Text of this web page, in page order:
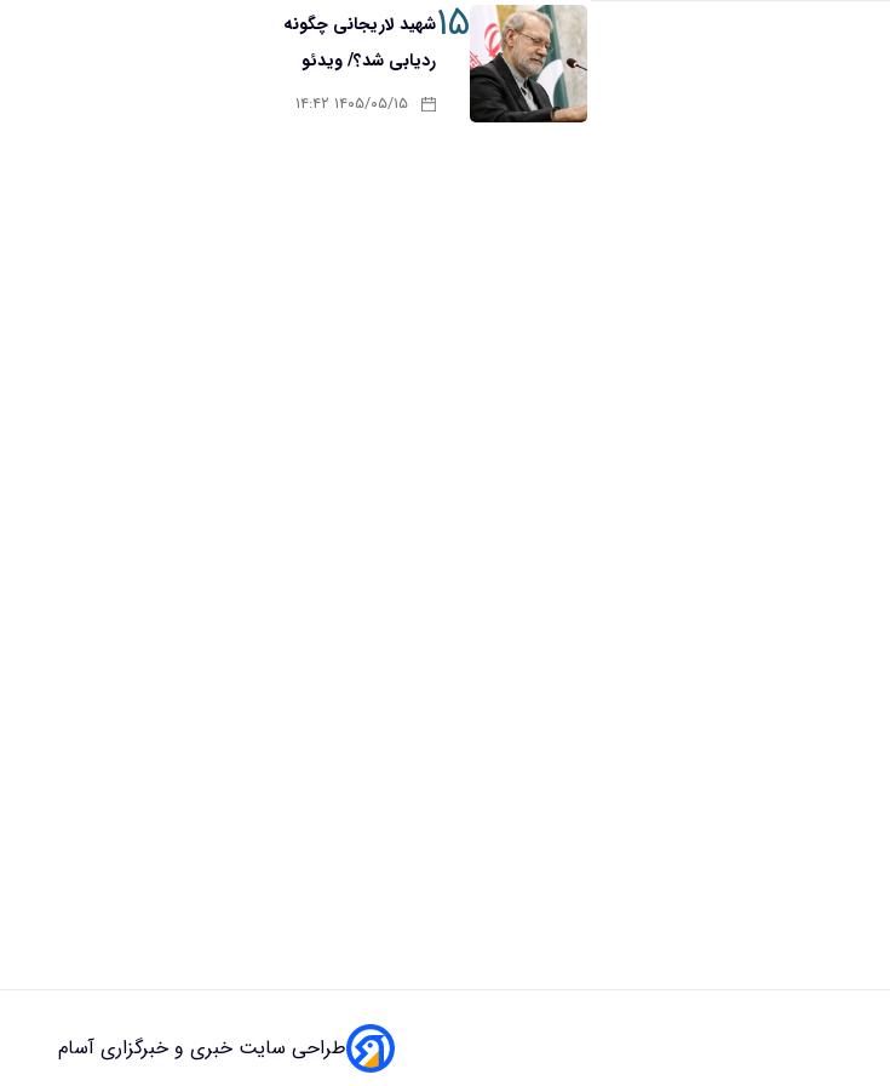
۱۵شهید لاریجانی چگونه
ردیابی شد؟/ ویدئو
۱۴۰۵/۰۵/۱۵ ۱۴:۴۲
طراحی سایت خبری و خبرگزاری آسام